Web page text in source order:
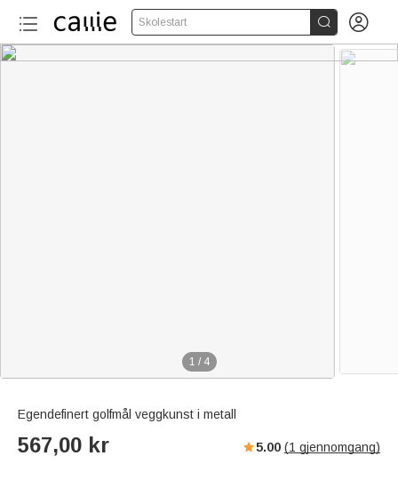
Skolestart  
1 / 4
Egendefinert golfmål veggkunst i metall
567,00 kr 5.00 (1 gjennomgang)